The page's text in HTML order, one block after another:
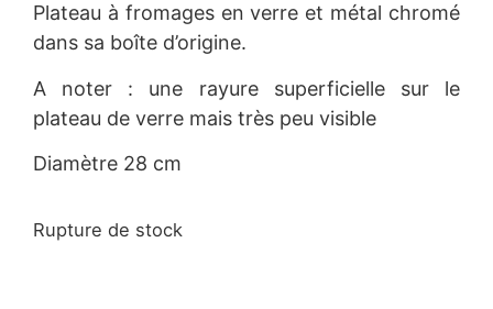
Plateau à fromages en verre et métal chromé
dans sa boîte d’origine.
A noter : une rayure superficielle sur le
plateau de verre mais très peu visible
Diamètre 28 cm
Rupture de stock